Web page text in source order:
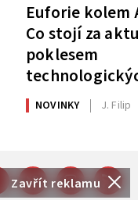
Zavřít reklamu
Euforie kolem
Co stojí za
poklesem
NOVINKY J. Filip